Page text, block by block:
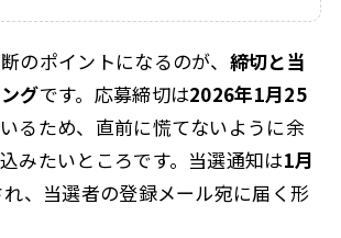
のポイントになるのが、 締切と当
グです。応募締切は2026年1月25
るため、直前に慌てないように余
みたいところです。当選通知は1月
れ、当選者の登録メール宛に届く形